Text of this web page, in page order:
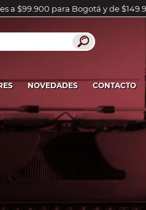
a $99.900 para Bogotá y de
NOVEDADES CONTACTO